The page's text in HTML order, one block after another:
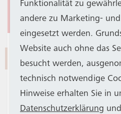
Bad Godesberg
PDF für LinieZur
638
Stadtwald/Ev.
Schweinheim,
Schuman-Platz
PDF für LinieZur
Aus
SWB Bus und Bahn und
der Stadtbahn-
genommen. Die KVB
Bonner
Funktionalität zu
andere zu Marketing-
eingesetzt werden.
Website auch ohne das
besucht werden,
technisch notwendige
Hinweise erhalten Sie in
Datenschutzerklärung